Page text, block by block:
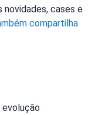
novidades, cases e
compartilha
evolução